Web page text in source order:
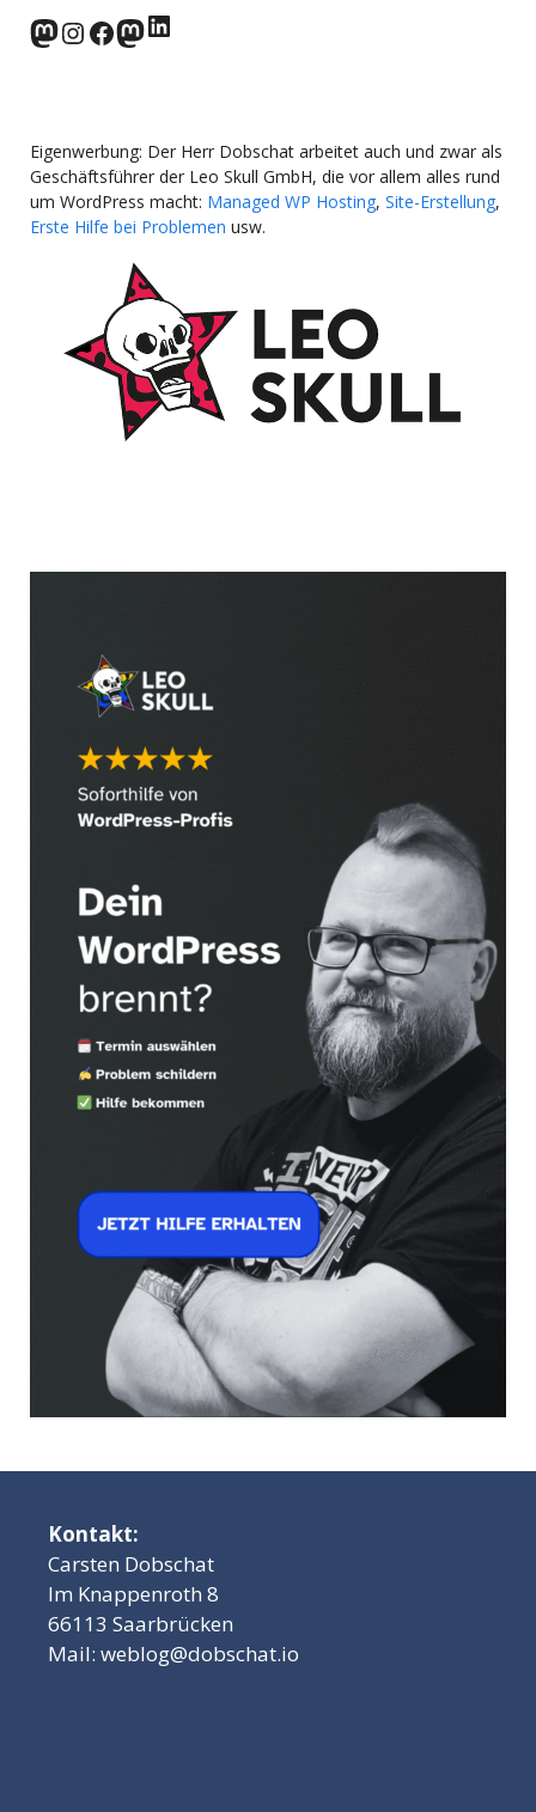
norden.social
Instagram
Facebook
wp-punks.social
LinkedIn
Eigenwerbung: Der Herr Dobschat arbeitet auch und zwar als
Geschäftsführer der Leo Skull GmbH, die vor allem alles rund
um WordPress macht: Managed WP Hosting, Site-Erstellung,
Erste Hilfe bei Problemen usw.
Kontakt:
Carsten Dobschat
Im Knappenroth 8
66113 Saarbrücken
Mail: weblog@dobschat.io